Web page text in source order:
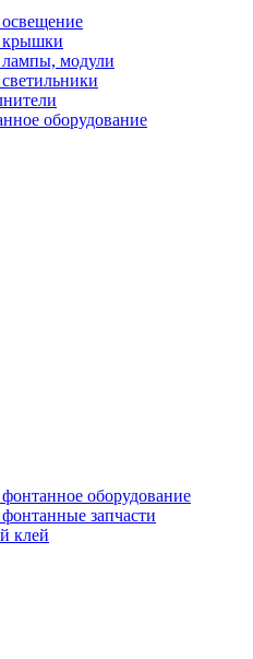
крышки
лампы, модули
оборудование
оборудование
запчасти
клей